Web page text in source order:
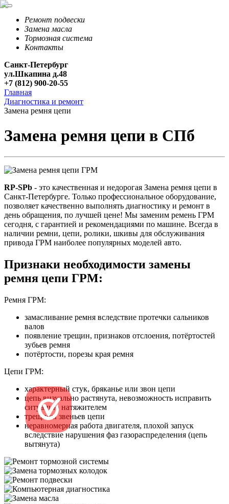
Ремонт подвески
Замена масла
Тормозная система
Контакты
Санкт-Петербург
ул.Шкапина д.48
+7 (812) 900-20-55
Главная
Диагностика и ремонт
Замена ремня цепи
Замена ремня цепи в СПб
RP-SPb - это качественная и недорогая Замена ремня цепи в
Санкт-Петербурге. Только профессиональное оборудование,
позволяет качественно выполнять диагностику и ремонт в
день обращения, по лучшей цене! Мы заменим ремень ГРМ
сегодня, с гарантией и рекомендациями по машине. Всегда в
наличии ремни, цепи, ролики, шкивы для обслуживания
привода ГРМ наиболее популярных моделей авто.
Признаки необходимости замены
ремня цепи ГРМ:
Ремня ГРМ:
замасливание ремня вследствие протечки сальников
валов
появление трещин, признаков отслоения, потёртостей
зубьев ремня
потёртости, порезы края ремня
Цепи ГРМ:
характерный стук, бряканье или звон цепи
цепь визуально растянута, невозможность исправить
ситуацию натяжителем
трещины звеньев цепи
неравномерная работа двигателя, плохой запуск
вследствие нарушения фаз газораспределения (цепь
вытянута)